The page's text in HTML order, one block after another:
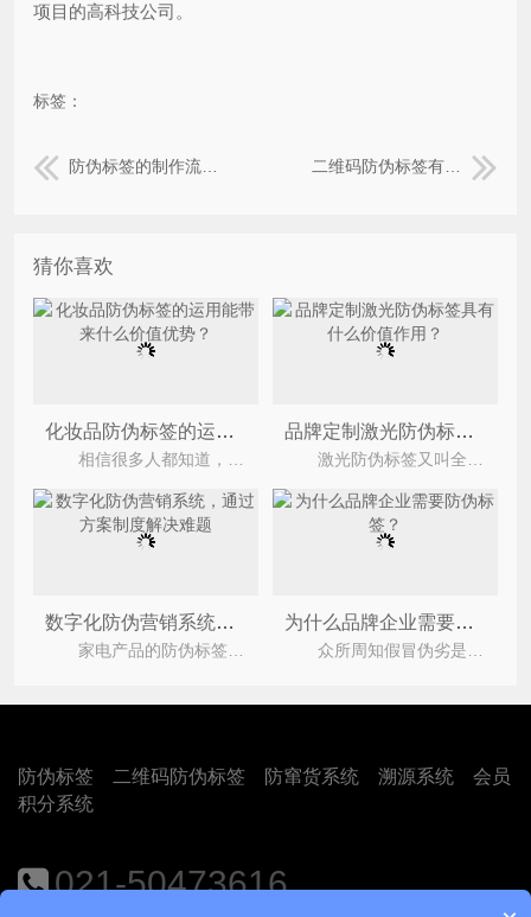
项目的高科技公司。
标签：
防伪标签的制作流程是什么？我们怎么去运用 二维码防伪标签有哪些必要性？
猜你喜欢
化妆品防伪标签的运用能带来什么价值优势？ 品牌定制激光防伪标签具有什么价值作用？
数字化防伪营销系统，通过方案制度解决难题 为什么品牌企业需要防伪标签？
防伪标签 二维码防伪标签 防窜货系统 溯源系统
会员
积分系统
021-50473616